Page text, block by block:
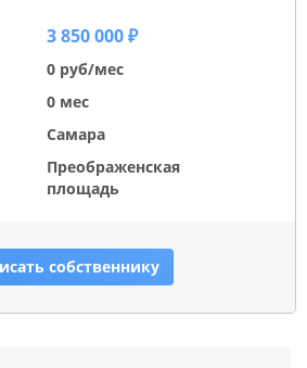
3 850 000 ₽
0 руб/мес
0 мес
Самара
Преображенская
площадь
собственнику